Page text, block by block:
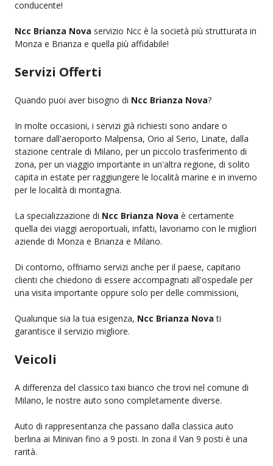
conducente!
Ncc Brianza Nova servizio Ncc è la società più strutturata in
Monza e Brianza e quella più affidabile!
Servizi Offerti
Quando puoi aver bisogno di Ncc Brianza Nova?
In molte occasioni, i servizi già richiesti sono andare o
tornare dall'aeroporto Malpensa, Orio al Serio, Linate, dalla
stazione centrale di Milano, per un piccolo trasferimento di
zona, per un viaggio importante in un'altra regione, di solito
capita in estate per raggiungere le località marine e in inverno
per le località di montagna.
La specializzazione di Ncc Brianza Nova è certamente
quella dei viaggi aeroportuali, infatti, lavoriamo con le migliori
aziende di Monza e Brianza e Milano.
Di contorno, offriamo servizi anche per il paese, capitano
clienti che chiedono di essere accompagnati all'ospedale per
una visita importante oppure solo per delle commissioni,
Qualunque sia la tua esigenza, Ncc Brianza Nova ti
garantisce il servizio migliore.
Veicoli
A differenza del classico taxi bianco che trovi nel comune di
Milano, le nostre auto sono completamente diverse.
Auto di rappresentanza che passano dalla classica auto
berlina ai Minivan fino a 9 posti. In zona il Van 9 posti è una
rarità.